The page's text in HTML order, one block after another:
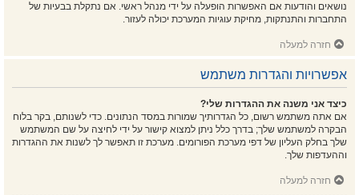
נושאים והודעות אם האפשרות הופעלה על ידי מנהל ראשי. אם נתקלת בבעיות של
התחברות והתנתקות, מחיקת עוגיות המערכת יכולה לעזור.
חזרה למעלה
אפשרויות והגדרות משתמש
כיצד אני משנה את ההגדרות שלי?
אם אתה משתמש רשום, כל הגדרותיך שמורות במסד הנתונים. כדי לשנותם, בקר בלוח
הבקרה למשתמש שלך; בדרך כלל ניתן למצוא קישור על ידי לחיצה על שם המשתמש
שלך בחלק העליון של דפי מערכת הפורומים. מערכת זו תאפשר לך לשנות את ההגדרות
וההעדפות שלך.
חזרה למעלה